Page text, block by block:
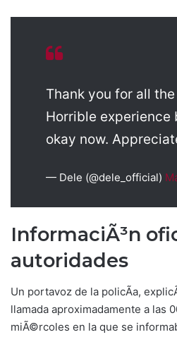
Thank you for all
Horrible experience
okay now.
— Dele (@dele_official)
InformaciÃ³n
autoridades
Un portavoz de la policÃ­a,
llamada aproximadamente a las
miÃ©rcoles en la que se